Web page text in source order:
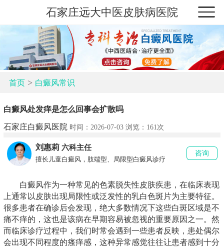
石家庄远大中医皮肤病医院
首页> 白癜风常识
白癜风处发痒是怎么回事会扩散吗
石家庄白癜风医院 时间：2026-07-03 浏览： 161次
刘惠莉 六科主任
擅长儿童白癜风，肢端型、局限型白癜风诊疗
咨询
白癜风作为一种常见的色素脱失性皮肤疾患，在临床表现
上通常以皮肤出现局限性或泛发性的乳白色斑片为主要特征。
很多患者在确诊后会发现，绝大多数情况下这些白斑区域是不
痛不痒的，这也是该病在早期容易被忽视的重要原因之一。然
而临床诊疗过程中，我们时常会遇到一些患者反映，患处偶尔
会出现不同程度的瘙痒感，这种异常感觉往往让患者感到十分